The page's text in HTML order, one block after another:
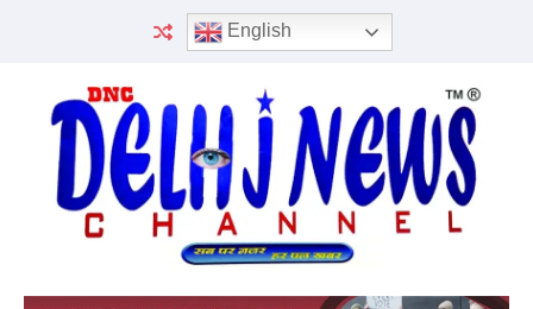
English